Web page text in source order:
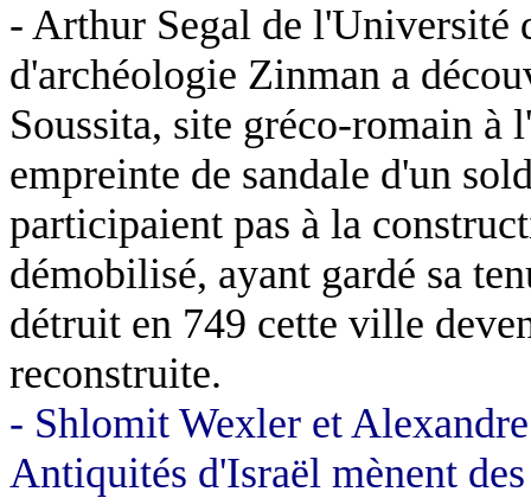
- Arthur Segal de l'Université
d'archéologie Zinman a
Soussita, site gréco-romain à
empreinte de sandale d'un
participaient pas à la
démobilisé, ayant gardé sa
détruit en 749 cette ville
reconstruite.
- Shlomit Wexler et
Antiquités d'Israël mènent